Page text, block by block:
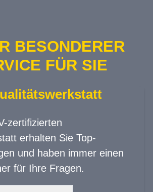
BESONDERER
FÜR SIE
zertifizierten
erhalten Sie Top-
und haben immer einen
für Ihre Fragen.